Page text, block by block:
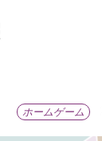
ホームゲーム